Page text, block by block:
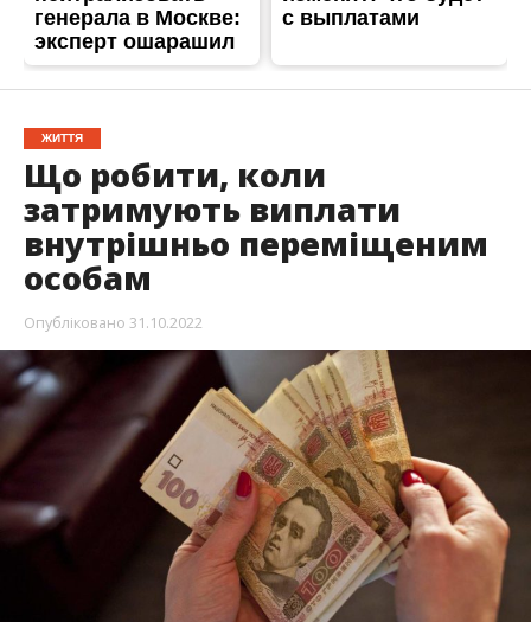
ЖИТТЯ
Що робити, коли
затримують виплати
внутрішньо переміщеним
особам
Опубліковано 31.10.2022